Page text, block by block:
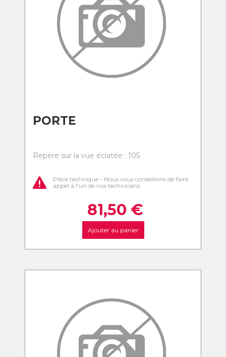
PORTE
Repère sur la vue éclatée : 105
Pièce technique - Nous vous conseillons de faire
appel à l'un de nos techniciens
81,50 €
Ajouter au panier